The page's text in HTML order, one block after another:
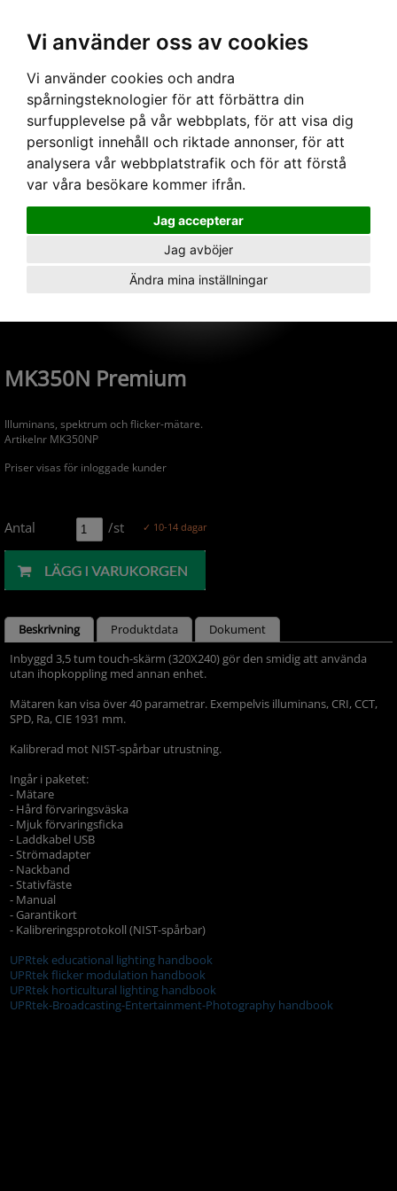
Vi använder oss av cookies
Vi använder cookies och andra
spårningsteknologier för att förbättra din
surfupplevelse på vår webbplats, för att visa dig
personligt innehåll och riktade annonser, för att
analysera vår webbplatstrafik och för att förstå
var våra besökare kommer ifrån.
Jag accepterar
Jag avböjer
Ändra mina inställningar
› Ljusinstrument›Spektrometrar› MK350N Premium
MK350N Premium
Illuminans, spektrum och flicker-mätare.
Artikelnr MK350NP
Priser visas för inloggade kunder
Antal /st ✓ 10-14 dagar
Beskrivning Produktdata
Dokument
Inbyggd 3,5 tum touch-skärm (320X240) gör den smidig att använda
utan ihopkoppling med annan enhet.
Mätaren kan visa över 40 parametrar. Exempelvis illuminans, CRI, CCT,
SPD, Ra, CIE 1931 mm.
Kalibrerad mot NIST-spårbar utrustning.
Ingår i paketet:
- Mätare
- Hård förvaringsväska
- Mjuk förvaringsficka
- Laddkabel USB
- Strömadapter
- Nackband
- Stativfäste
- Manual
- Garantikort
- Kalibreringsprotokoll (NIST-spårbar)
UPRtek educational lighting handbook
UPRtek flicker modulation handbook
UPRtek horticultural lighting handbook
UPRtek-Broadcasting-Entertainment-Photography handbook